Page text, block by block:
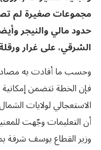
مجموعات صغيرة لم
حدود مالي والنيجر
الشرقي، على غرار
وحسب ما أفادت به
فإن الخطة تتضمن
الاستعجالي لولايات
أن التعليمات وجّهت
وزير القطاع يوسف شرفة